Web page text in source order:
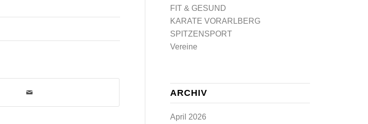
FIT & GESUND
KARATE VORARLBERG
SPITZENSPORT
Vereine
ARCHIV
April 2026